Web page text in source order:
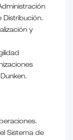
Distribución.
y
Sistema de